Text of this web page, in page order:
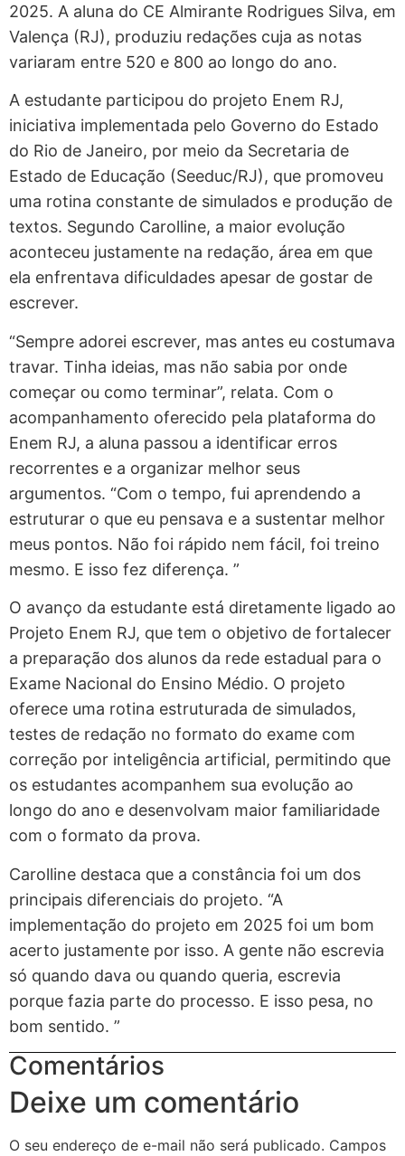
2025. A aluna do CE Almirante Rodrigues Silva, em
Valença (RJ), produziu redações cuja as notas
variaram entre 520 e 800 ao longo do ano.
A estudante participou do projeto Enem RJ,
iniciativa implementada pelo Governo do Estado
do Rio de Janeiro, por meio da Secretaria de
Estado de Educação (Seeduc/RJ), que promoveu
uma rotina constante de simulados e produção de
textos. Segundo Carolline, a maior evolução
aconteceu justamente na redação, área em que
ela enfrentava dificuldades apesar de gostar de
escrever.
“Sempre adorei escrever, mas antes eu costumava
travar. Tinha ideias, mas não sabia por onde
começar ou como terminar”, relata. Com o
acompanhamento oferecido pela plataforma do
Enem RJ, a aluna passou a identificar erros
recorrentes e a organizar melhor seus
argumentos. “Com o tempo, fui aprendendo a
estruturar o que eu pensava e a sustentar melhor
meus pontos. Não foi rápido nem fácil, foi treino
mesmo. E isso fez diferença. ”
O avanço da estudante está diretamente ligado ao
Projeto Enem RJ, que tem o objetivo de fortalecer
a preparação dos alunos da rede estadual para o
Exame Nacional do Ensino Médio. O projeto
oferece uma rotina estruturada de simulados,
testes de redação no formato do exame com
correção por inteligência artificial, permitindo que
os estudantes acompanhem sua evolução ao
longo do ano e desenvolvam maior familiaridade
com o formato da prova.
Carolline destaca que a constância foi um dos
principais diferenciais do projeto. “A
implementação do projeto em 2025 foi um bom
acerto justamente por isso. A gente não escrevia
só quando dava ou quando queria, escrevia
porque fazia parte do processo. E isso pesa, no
bom sentido. ”
Comentários
Deixe um comentário
O seu endereço de e-mail não será publicado. Campos